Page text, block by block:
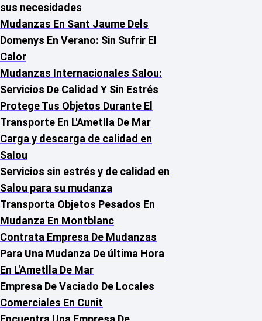
sus necesidades
Mudanzas En Sant Jaume Dels
Domenys En Verano: Sin Sufrir El
Calor
Mudanzas Internacionales Salou:
Servicios De Calidad Y Sin Estrés
Protege Tus Objetos Durante El
Transporte En L'Ametlla De Mar
Carga y descarga de calidad en
Salou
Servicios sin estrés y de calidad en
Salou para su mudanza
Transporta Objetos Pesados En
Mudanza En Montblanc
Contrata Empresa De Mudanzas
Para Una Mudanza De última Hora
En L'Ametlla De Mar
Empresa De Vaciado De Locales
Comerciales En Cunit